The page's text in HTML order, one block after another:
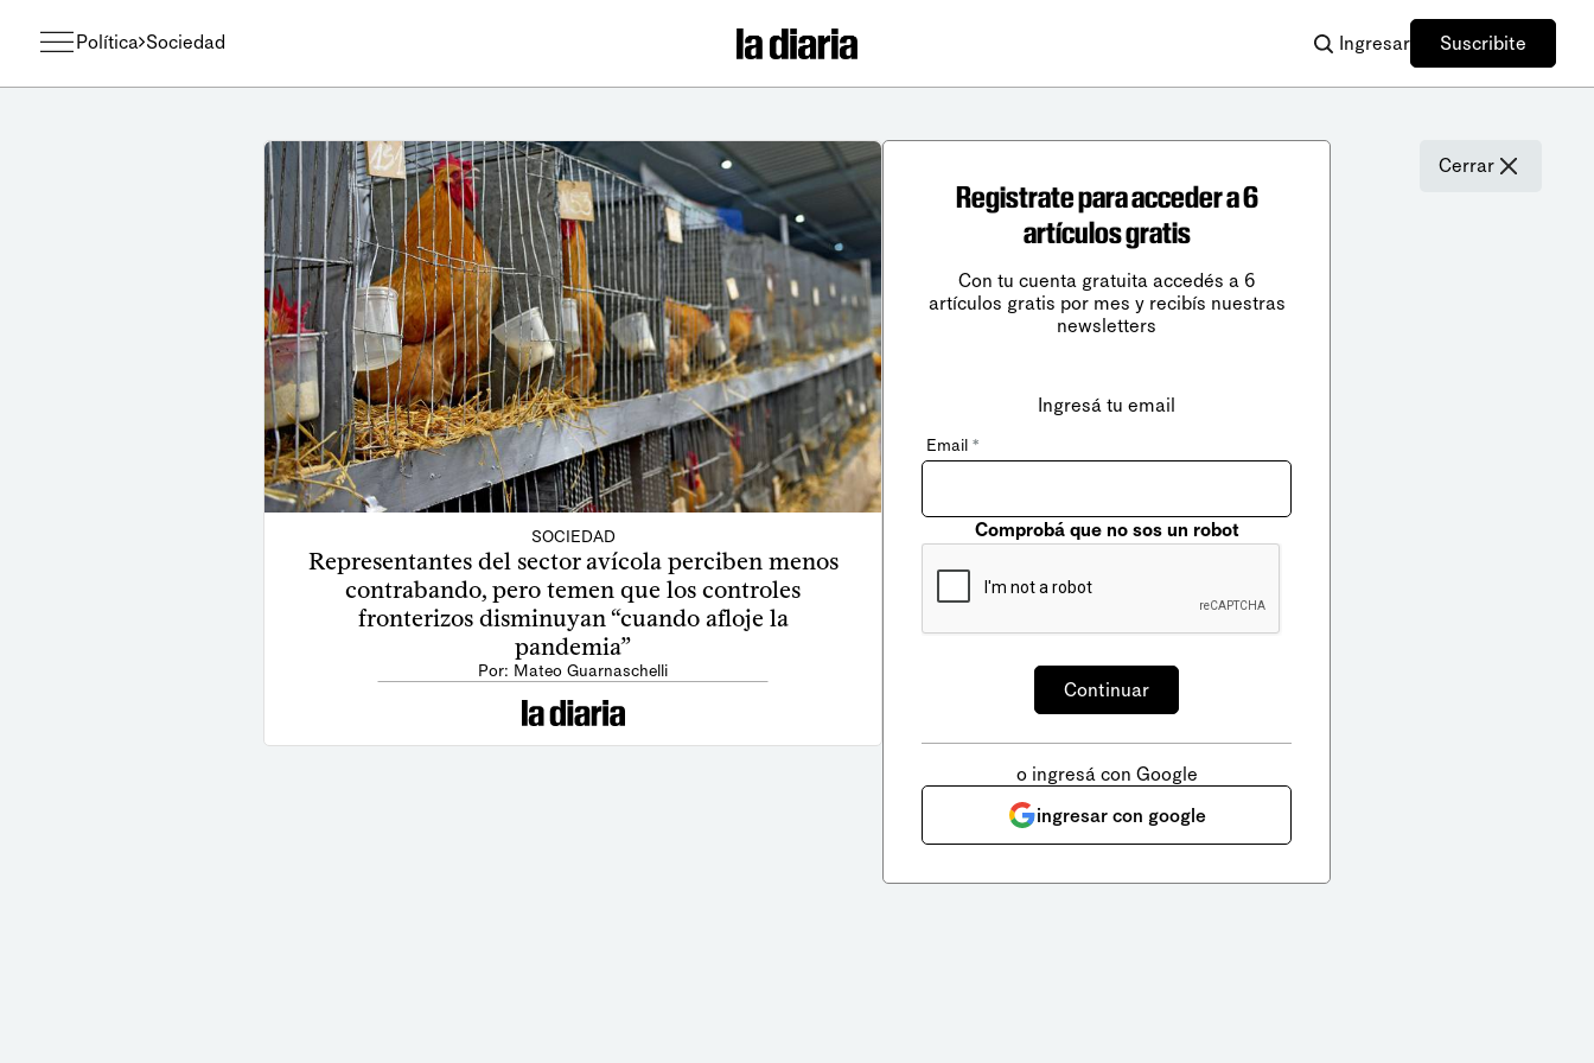
Política Sociedad Ingresar Suscribite
SOCIEDAD
Representantes del sector avícola perciben menos
contrabando, pero temen que los controles
fronterizos disminuyan “cuando afloje la
pandemia”
Por: Mateo Guarnaschelli
Cerrar
Registrate para acceder a 6
artículos gratis
Con tu cuenta gratuita accedés a 6
artículos gratis por mes y recibís nuestras
newsletters
Ingresá tu email
Email *
Comprobá que no sos un robot
o ingresá con Google
ingresar con google